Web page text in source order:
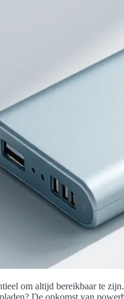
om altijd bereikbaar te